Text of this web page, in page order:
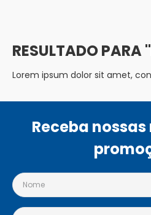
Lorem ipsum dolor sit amet,
Receba